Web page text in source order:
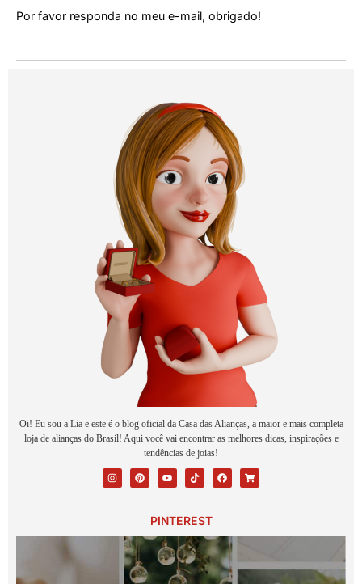
Por favor responda no meu e-mail, obrigado!
Oi! Eu sou a Lia e este é o blog oficial da Casa das Alianças, a maior e mais completa
loja de alianças do Brasil! Aqui você vai encontrar as melhores dicas, inspirações e
tendências de joias!
PINTEREST